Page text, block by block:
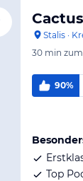
Stalis ·
30 min
90%
Top